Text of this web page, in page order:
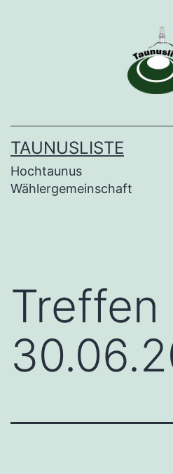
TAUNUSLISTE
Hochtaunus
Wählergemeinschaft
Treffen